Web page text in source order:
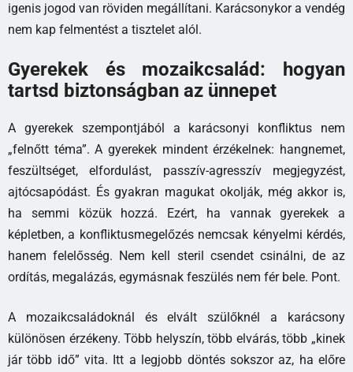
igenis jogod van röviden megállítani. Karácsonykor a vendég
nem kap felmentést a tisztelet alól.
Gyerekek és mozaikcsalád: hogyan
tartsd biztonságban az ünnepet
A gyerekek szempontjából a karácsonyi konfliktus nem
„felnőtt téma”. A gyerekek mindent érzékelnek: hangnemet,
feszültséget, elfordulást, passzív-agresszív megjegyzést,
ajtócsapódást. És gyakran magukat okolják, még akkor is,
ha semmi közük hozzá. Ezért, ha vannak gyerekek a
képletben, a konfliktusmegelőzés nemcsak kényelmi kérdés,
hanem felelősség. Nem kell steril csendet csinálni, de az
ordítás, megalázás, egymásnak feszülés nem fér bele. Pont.
A mozaikcsaládoknál és elvált szülőknél a karácsony
különösen érzékeny. Több helyszín, több elvárás, több „kinek
jár több idő” vita. Itt a legjobb döntés sokszor az, ha előre